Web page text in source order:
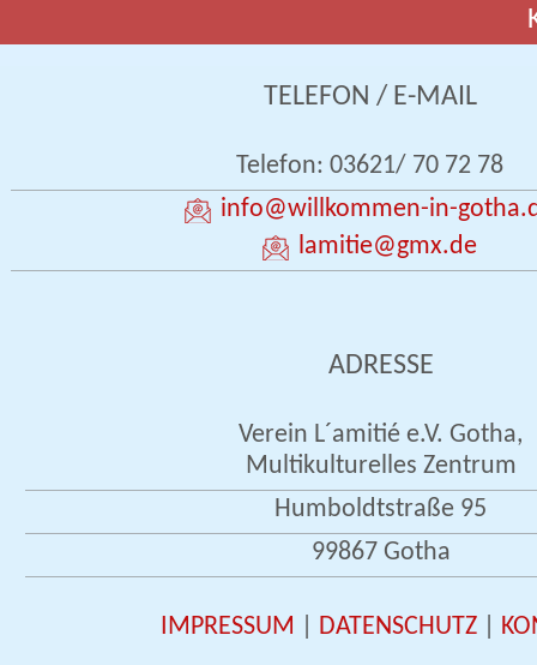
TELEFON / E-MAIL
Telefon: 03621/ 70 72 78
info@willkommen-in-
lamitie@gmx.de
ADRESSE
Verein L´amitié e.V. Gotha,
Multikulturelles Zentrum
Humboldtstraße 95
99867 Gotha
IMPRESSUM DATENSCHUTZ